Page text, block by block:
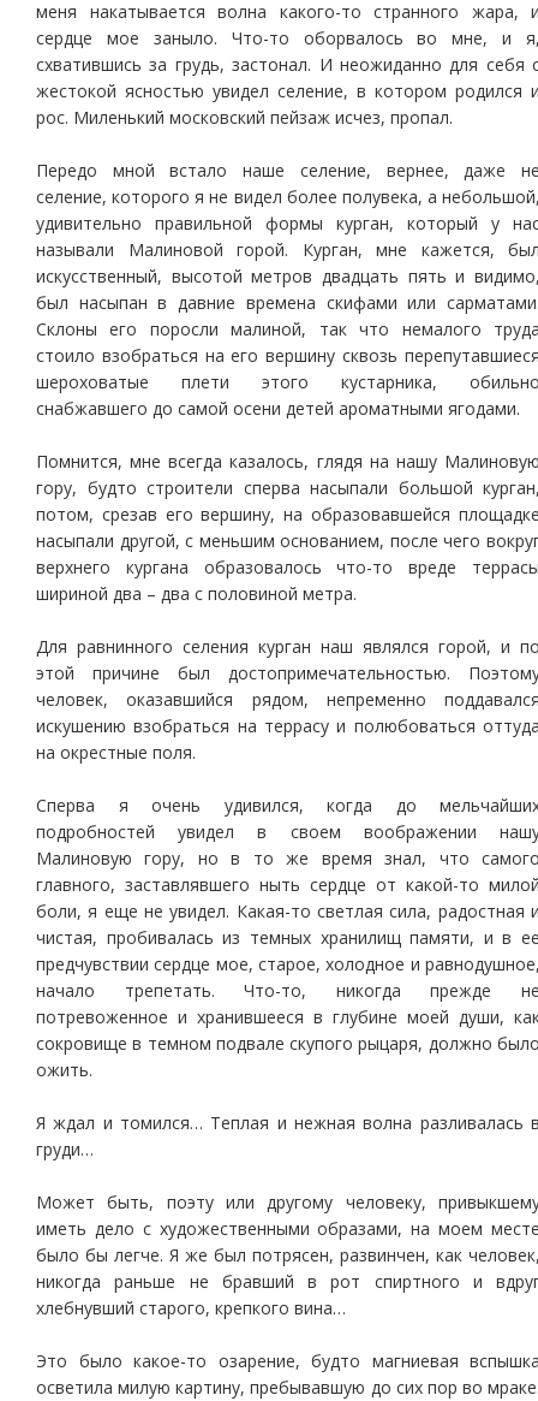
меня накатывается волна какого-то странного жара,
сердце мое заныло. Что-то оборвалось во мне, и
схватившись за грудь, застонал. И неожиданно для себя
жестокой ясностью увидел селение, в котором родился
рос. Миленький московский пейзаж исчез, пропал.
Передо мной встало наше селение, вернее, даже
селение, которого я не видел более полувека, а
удивительно правильной формы курган, который у
называли Малиновой горой. Курган, мне кажется,
искусственный, высотой метров двадцать пять и
был насыпан в давние времена скифами или
Склоны его поросли малиной, так что немалого
стоило взобраться на его вершину сквозь
шероховатые плети этого кустарника,
снабжавшего до самой осени детей ароматными ягодами.
Помнится, мне всегда казалось, глядя на нашу
гору, будто строители сперва насыпали большой
потом, срезав его вершину, на образовавшейся
насыпали другой, с меньшим основанием, после чего
верхнего кургана образовалось что-то вреде
шириной два – два с половиной метра.
Для равнинного селения курган наш являлся горой, и
этой причине был достопримечательностью.
человек, оказавшийся рядом, непременно
искушению взобраться на террасу и полюбоваться
на окрестные поля.
Сперва я очень удивился, когда до
подробностей увидел в своем воображении
Малиновую гору, но в то же время знал, что
главного, заставлявшего ныть сердце от какой-то
боли, я еще не увидел. Какая-то светлая сила, радостная
чистая, пробивалась из темных хранилищ памяти, и в
предчувствии сердце мое, старое, холодное и
начало трепетать. Что-то, никогда прежде
потревоженное и хранившееся в глубине моей души,
сокровище в темном подвале скупого рыцаря, должно
ожить.
Я ждал и томился… Теплая и нежная волна разливалась
груди…
Может быть, поэту или другому человеку,
иметь дело с художественными образами, на моем
было бы легче. Я же был потрясен, развинчен, как
никогда раньше не бравший в рот спиртного и
хлебнувший старого, крепкого вина…
Это было какое-то озарение, будто магниевая
осветила милую картину, пребывавшую до сих пор во